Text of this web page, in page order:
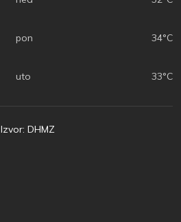
pon 34°C
uto 33°C
Izvor: DHMZ